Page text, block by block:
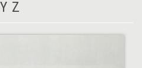
Y Z